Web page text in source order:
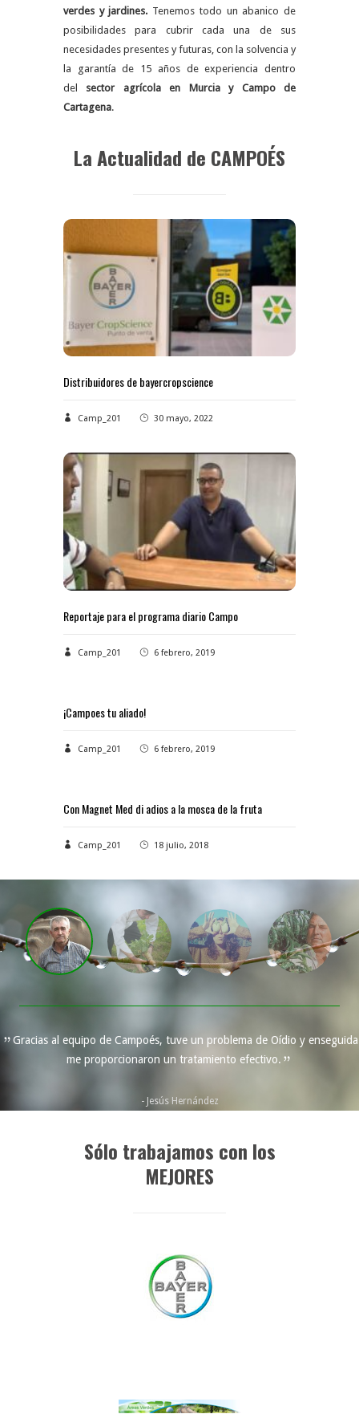
verdes y jardines. Tenemos todo un abanico de
posibilidades para cubrir cada una de sus
necesidades presentes y futuras, con la solvencia y
la garantía de 15 años de experiencia dentro
del sector agrícola en Murcia y Campo de
Cartagena.
La Actualidad de CAMPOÉS
Distribuidores de bayercropscience
Camp_201 30 mayo, 2022
Reportaje para el programa diario Campo
Camp_201 6 febrero, 2019
¡Campoes tu aliado!
Camp_201 6 febrero, 2019
Con Magnet Med di adios a la mosca de la fruta
Camp_201 18 julio, 2018
Gracias al equipo de Campoés, tuve un problema de Oídio y enseguida
me proporcionaron un tratamiento efectivo.
- Jesús Hernández
Sólo trabajamos con los
MEJORES